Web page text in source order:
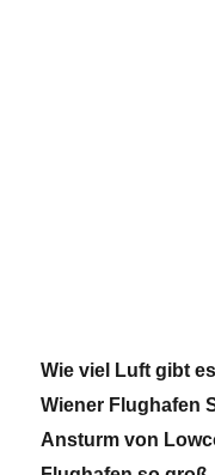
Wie viel Luft gibt
Wiener Flughafen
Ansturm von